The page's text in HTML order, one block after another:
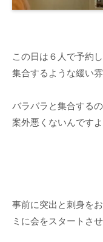
この日は６人で予約
集合するような緩い雰
バラバラと集合する
案外悪くないんですよ
事前に突出と刺身を
ミに会をスタートさせ